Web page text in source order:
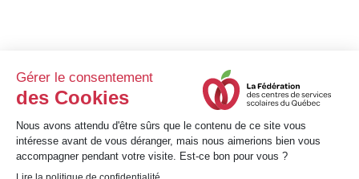
1001, avenue Bégon • Québec (Québec) • G1X 3M4
Téléphone : 418 651-3220 • Sans frais : 1 800 463-3311
info@fcssq.quebec